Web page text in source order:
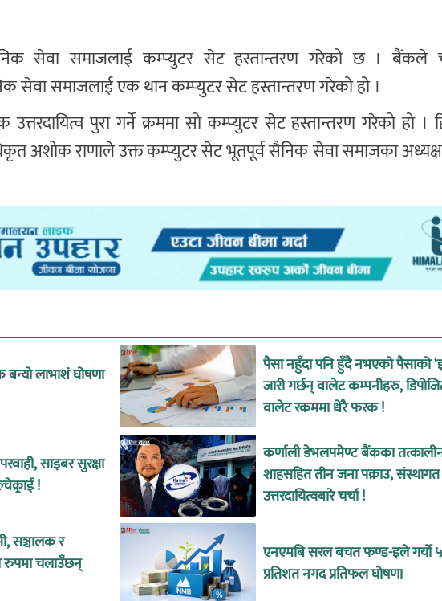
सेवा समाजलाई कम्प्युटर सेट हस्तान्तरण गरेको छ । बैंकले
सेवा समाजलाई एक थान कम्प्युटर सेट हस्तान्तरण गरेको हो ।
पुरा गर्ने क्रममा सो कम्प्युटर सेट हस्तान्तरण गरेको हो ।
अशोक राणाले उक्त कम्प्युटर सेट भूतपूर्व सैनिक सेवा समाजका
लाभाशं घोषणा
पैसा नहुँदा पनि हुँदै नभएको पैसाको
जारी गर्छन् वालेट कम्पनीहरु,
वालेट रकममा धेरै फरक !
साइबर सुरक्षा
र सुशासनमा हदैसम्म हेल्चेक्र्राई !
कर्णाली डेभलपमेण्ट बैंकका
शाहसहित तीन जना पक्राउ, संस्थागत
उत्तरदायित्वबारे चर्चा !
सञ्चालक र
चलाउँछन्
एनएमबि सरल बचत फण्ड-इले गर्यो
प्रतिशत नगद प्रतिफल घोषणा